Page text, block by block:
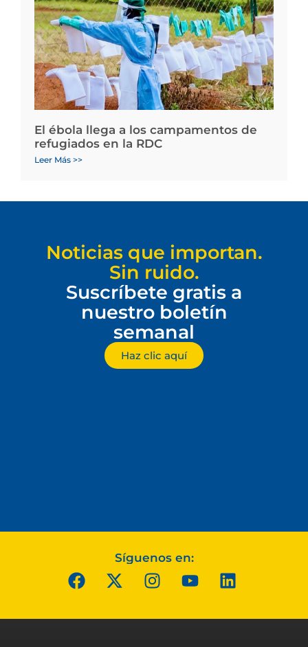
El ébola llega a los campamentos de
refugiados en la RDC
Leer Más >>
Noticias que importan.
Sin ruido.
Suscríbete gratis a
nuestro boletín
semanal
Haz clic aquí
Síguenos en: